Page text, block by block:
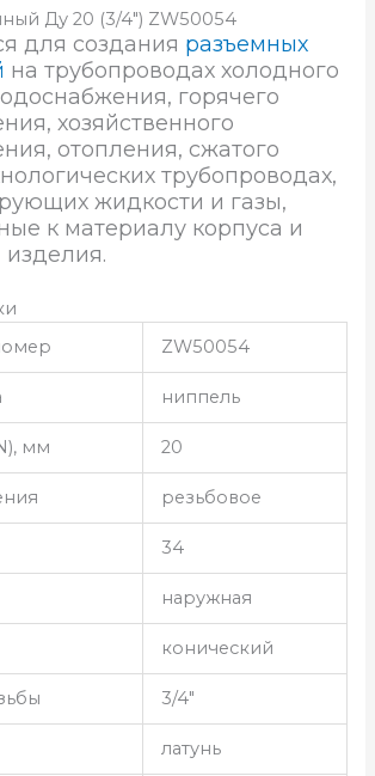
Ду 20 (3/4″) ZW50054
для создания разъемных
на трубопроводах холодного
горячего
хозяйственного
отопления, сжатого
трубопроводах,
жидкости и газы,
к материалу корпуса и
ZW50054
ниппель
мм 20
резьбовое
34
наружная
конический
3/4″
латунь